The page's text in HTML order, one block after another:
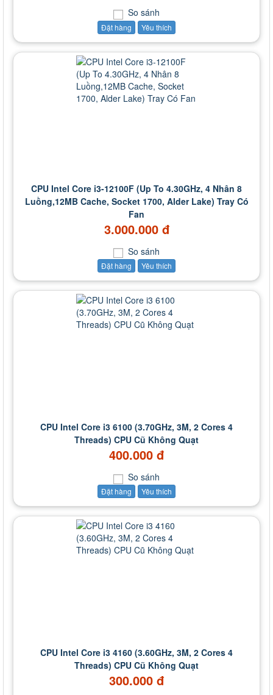
So sánh
Đặt hàng Yêu thích
CPU Intel Core i3-12100F (Up To 4.30GHz, 4 Nhân 8
Luồng,12MB Cache, Socket 1700, Alder Lake) Tray Có
Fan
3.000.000 đ
So sánh
Đặt hàng Yêu thích
CPU Intel Core i3 6100 (3.70GHz, 3M, 2 Cores 4
Threads) CPU Cũ Không Quạt
400.000 đ
So sánh
Đặt hàng Yêu thích
CPU Intel Core i3 4160 (3.60GHz, 3M, 2 Cores 4
Threads) CPU Cũ Không Quạt
300.000 đ